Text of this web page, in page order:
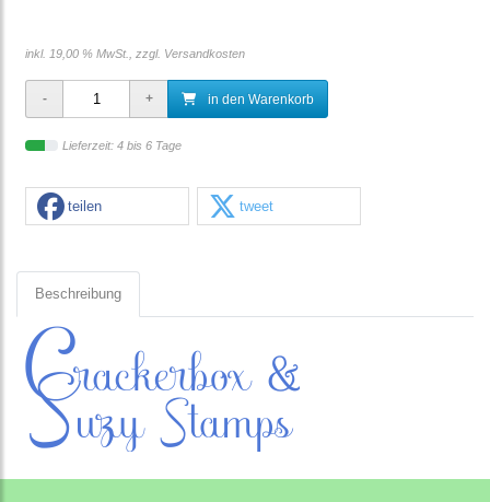
inkl. 19,00 % MwSt., zzgl. Versandkosten
in den Warenkorb
Lieferzeit: 4 bis 6 Tage
teilen tweet
Beschreibung